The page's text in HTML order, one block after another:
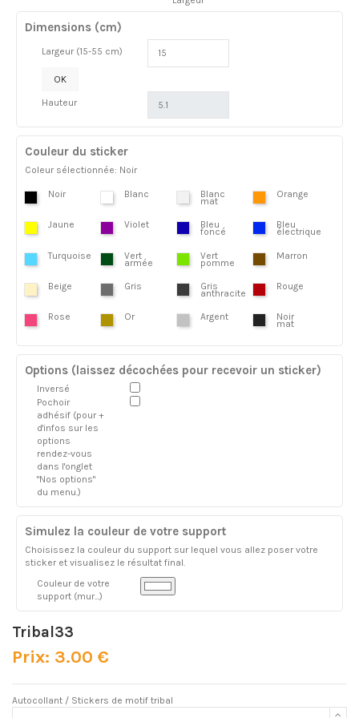
Dimensions (cm)
Largeur (15-55 cm)
OK
Hauteur
Couleur du sticker
Coleur sélectionnée: Noir
Noir Blanc Blanc
mat
Orange
Jaune Violet Bleu
foncé
Bleu
électrique
Turquoise Vert
armée
Vert
pomme
Marron
Beige Gris Gris
anthracite
Rouge
Rose Or Argent Noir
mat
Options (laissez décochées pour recevoir un sticker)
Inversé
Pochoir
adhésif (pour +
d'infos sur les
options
rendez-vous
dans l'onglet
"Nos options"
du menu.)
Simulez la couleur de votre support
Choisissez la couleur du support sur lequel vous allez poser votre
sticker et visualisez le résultat final.
Couleur de votre
support (mur...)
Tribal33
Prix: 3.00 €
Autocollant / Stickers de motif tribal